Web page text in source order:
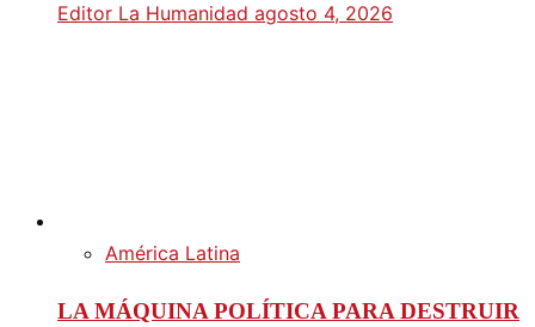
Editor La Humanidad agosto 4, 2026
América Latina
LA MÁQUINA POLÍTICA PARA DESTRUIR